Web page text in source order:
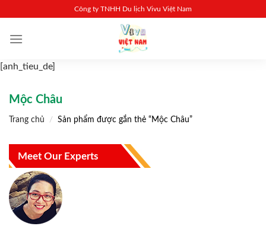
content
Công ty TNHH Du lịch Vivu Việt Nam
[anh_tieu_de]
Mộc Châu
Trang chủ / Sản phẩm được gắn thẻ “Mộc Châu”
Meet Our Experts